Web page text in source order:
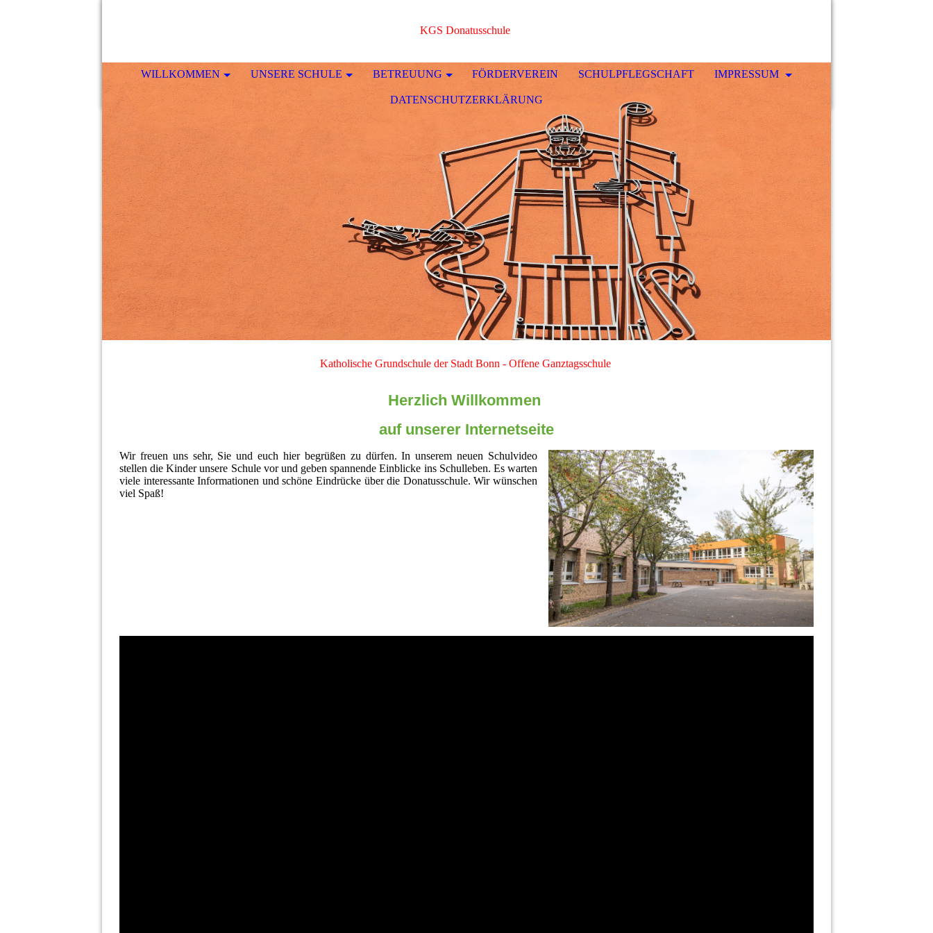
KGS Donatusschule
WILLKOMMEN UNSERE SCHULE BETREUUNG FÖRDERVEREIN SCHULPFLEGSCHAFT IMPRESSUM
DATENSCHUTZERKLÄRUNG
Katholische Grundschuleder Stadt Bonn - Offene Ganztagsschule
Herzlich Willkommen
auf unserer Internetseite
Wir freuen uns sehr, Sie und euch hier begrüßen zu dürfen. In unserem neuen Schulvideo
stellen die Kinder unsere Schule vor und geben spannende Einblicke ins Schulleben. Es warten
viele interessante Informationen und schöne Eindrücke über die Donatusschule. Wir wünschen
viel Spaß!